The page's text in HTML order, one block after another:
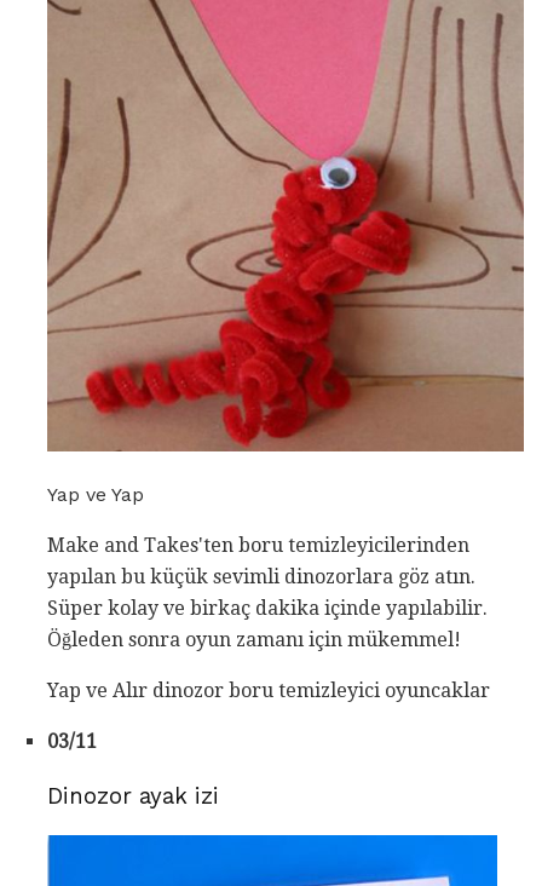
Yap ve Yap
Make and Takes'ten boru temizleyicilerinden
yapılan bu küçük sevimli dinozorlara göz atın.
Süper kolay ve birkaç dakika içinde yapılabilir.
Öğleden sonra oyun zamanı için mükemmel!
Yap ve Alır dinozor boru temizleyici oyuncaklar
03/11
Dinozor ayak izi